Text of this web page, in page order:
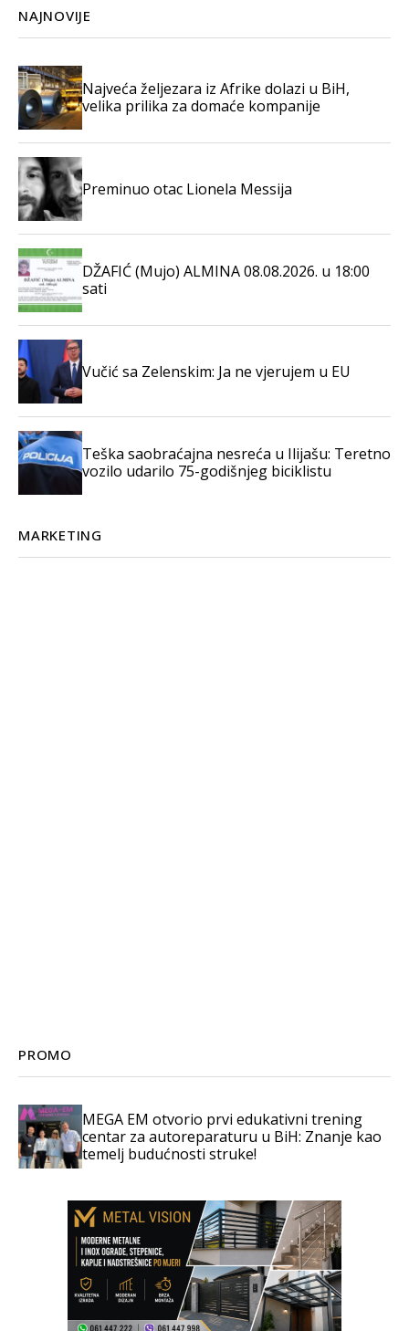
NAJNOVIJE
Najveća željezara iz Afrike dolazi u BiH,
velika prilika za domaće kompanije
Preminuo otac Lionela Messija
DŽAFIĆ (Mujo) ALMINA 08.08.2026. u 18:00
sati
Vučić sa Zelenskim: Ja ne vjerujem u EU
Teška saobraćajna nesreća u Ilijašu: Teretno
vozilo udarilo 75-godišnjeg biciklistu
MARKETING
PROMO
MEGA EM otvorio prvi edukativni trening
centar za autoreparaturu u BiH: Znanje kao
temelj budućnosti struke!